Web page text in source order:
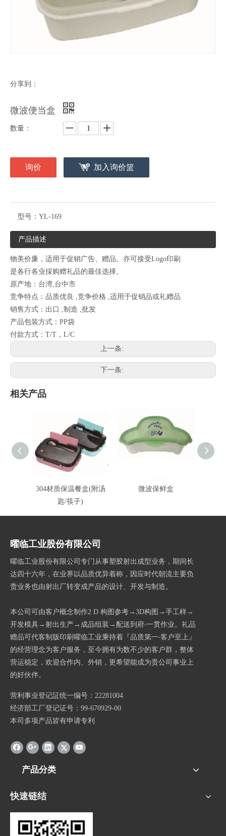
分享到：
微波便当盒
数量：
询价 加入询价篮
型号： YL-169
产品描述
物美价廉，适用于促销广告、赠品。亦可接受Logo印刷
是各行各业採购赠礼品的最佳选择。
原产地：台湾,台中市
竞争特点：品质优良 ,竞争价格 ,适用于促销品或礼赠品
销售方式：出口 ,制造 ,批发
产品包装方式：PP袋
付款方式：T/T，L/C
上一条:
下一条:
相关产品
304材质保温餐盒(附汤
匙/筷子)
微波保鲜盒
曜临工业股份有限公司
曜临工业股份有限公司专门从事塑胶射出成型业务，期间长
达四十六年，在业界以品质优异着称，因应时代朝流主要负
责业务也由射出厂转变成产品的设计、开发与制造。
本公司可由客户概念制作2 D 构图参考→3D构图→手工样→
开发模具→射出生产→成品组装→配送到府‧一贯作业。礼品
赠品可代客制版印刷曜临工业秉持着『品质第一‧客户至上』
的经营理念为客户服务，至今拥有为数不少的客户群，整体
营运稳定，欢迎合作内、外销，更希望能成为贵公司事业上
的好伙伴。
营利事业登记証统一编号：22281004
经济部工厂登记证号：99-670929-00
本司多项产品皆有申请专利
产品分类
快速链结